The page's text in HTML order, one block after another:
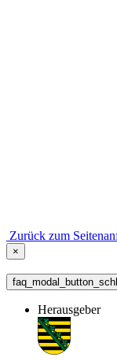
Zurück zum
×
Herausgeber